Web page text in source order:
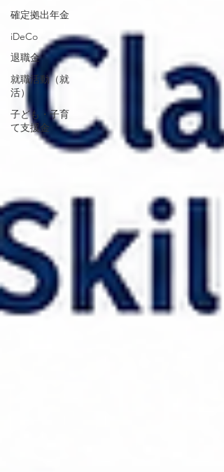
確定拠出年金
iDeCo
退職金
就職活動（就
活）
子ども・子育
て支援金